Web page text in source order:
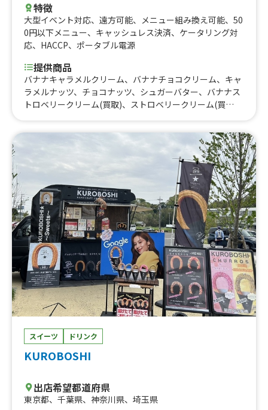
特徴
大型イベント対応、 遠方可能、 メニュー組み換え可能、 50
0円以下メニュー、 キャッシュレス決済、 ケータリング対
応、 HACCP、 ポータブル電源
提供商品
バナナキャラメルクリーム、バナナチョコクリーム、キャ
ラメルナッツ、チョコナッツ、シュガーバター、バナナス
トロベリークリーム(買取)、ストロベリークリーム(買
ーム(買取)、キャラメルクリーム(買取)、チョコクリーム
(買取)、ブラウニーチョコクリーム(買取)、クレープ(10
月〜)、バナナキャラメルクリームクレープ、バナナチョ
コクリームクレープ、ブラウニーチョコクリームクレー
プ、クレープ(5/1〜)、かき氷(シェイブアイス)
スイーツ ドリンク
KUROBOSHI
出店希望都道府県
東京都、 千葉県、 神奈川県、 埼玉県